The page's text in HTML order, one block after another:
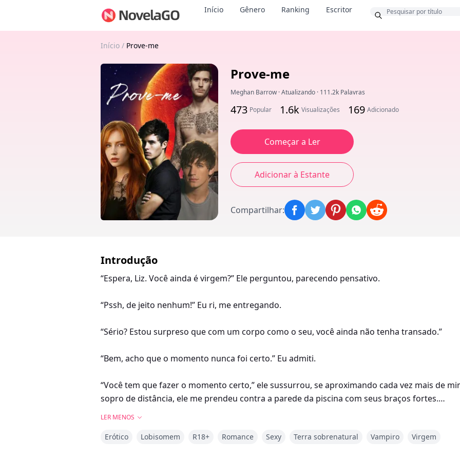
Início Gênero Ranking Escritor
Início / Prove-me
Prove-me
Meghan Barrow·Atualizando · 111.2k Palavras
473 Popular 1.6k Visualizações 169 Adicionado
Começar a Ler
Adicionar à Estante
Compartilhar:
Introdução
“Espera, Liz. Você ainda é virgem?” Ele perguntou, parecendo pensativo.
“Pssh, de jeito nenhum!” Eu ri, me entregando.
“Sério? Estou surpreso que com um corpo como o seu, você ainda não tenha transado.”
“Bem, acho que o momento nunca foi certo.” Eu admiti.
“Você tem que fazer o momento certo,” ele sussurrou, se aproximando cada vez mais de
sopro de distância, ele me prendeu contra a parede da piscina com seus braços fortes.
levemente antes de agarrar um punhado da minha bunda. Ele se moveu e olhou nos meus
LER MENOS
Erótico Lobisomem R18+ Romance Sexy Terra sobrenatural Vampiro Virgem